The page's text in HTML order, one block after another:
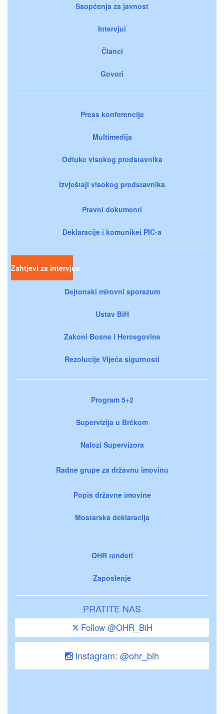
Saopćenja za javnost
Intervjui
Članci
Govori
Press konferencije
Multimedija
Odluke visokog predstavnika
Izvještaji visokog predstavnika
Pravni dokumenti
Deklaracije i komunikei PIC-a
Zahtjevi za intervjue
Dejtonski mirovni sporazum
Ustav BiH
Zakoni Bosne i Hercegovine
Rezolucije Vijeća sigurnosti
Program 5+2
Supervizija u Brčkom
Nalozi Supervizora
Radne grupe za državnu imovinu
Popis državne imovine
Mostarska deklaracija
OHR tenderi
Zaposlenje
PRATITE NAS
Follow @OHR_BiH
Instagram: @ohr_bih